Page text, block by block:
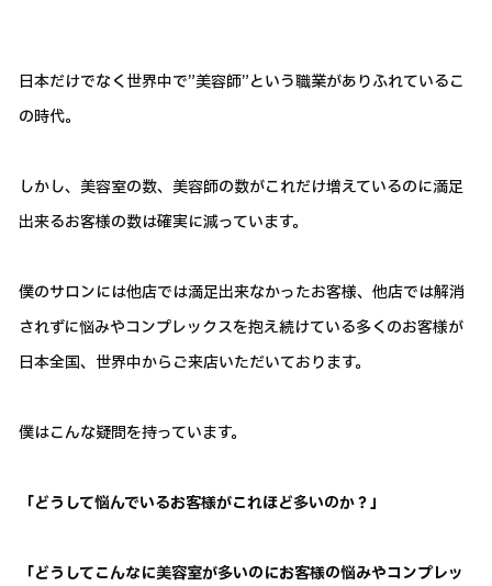
日本だけでなく世界中で”美容師”という職業がありふれているこ
の時代。
しかし、美容室の数、美容師の数がこれだけ増えているのに満足
出来るお客様の数は確実に減っています。
僕のサロンには他店では満足出来なかったお客様、他店では解消
されずに悩みやコンプレックスを抱え続けている多くのお客様が
日本全国、世界中からご来店いただいております。
僕はこんな疑問を持っています。
「どうして悩んでいるお客様がこれほど多いのか？」
「どうしてこんなに美容室が多いのにお客様の悩みやコンプレッ